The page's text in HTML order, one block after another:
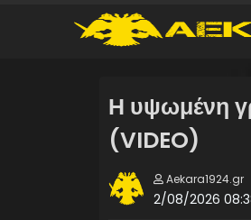
Η υψωμένη
(VIDEO)
Aekara1924.gr
2/08/2026